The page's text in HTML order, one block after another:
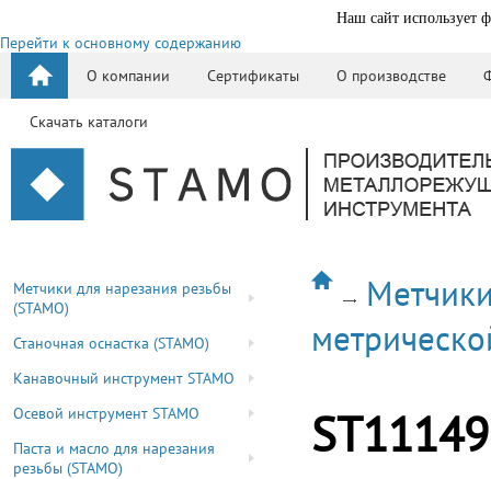
Наш сайт использует
Перейти к основному содержанию
О компании
Сертификаты О производстве
Скачать каталоги
Метчики для нарезания резьбы
(STAMO)
Станочная оснастка (STAMO)
Канавочный инструмент STAMO
Осевой инструмент STAMO
Паста и масло для нарезания
резьбы (STAMO)